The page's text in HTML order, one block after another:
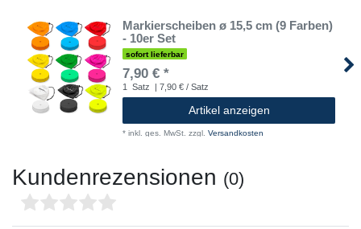
Markierscheiben ø 15,5 cm (9 Farben)
- 10er Set
sofort lieferbar
7,90 € *
1 Satz | 7,90 € / Satz
Artikel anzeigen
* inkl. ges. MwSt. zzgl. Versandkosten
Kundenrezensionen (0)